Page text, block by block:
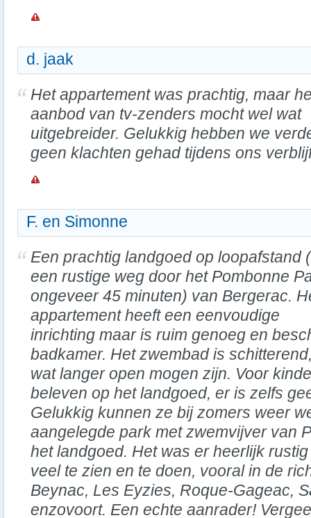
d. jaak
Het appartement was prachtig, maar
aanbod van tv-zenders mocht wel wat
uitgebreider. Gelukkig hebben we
geen klachten gehad tijdens ons
F. en Simonne
Een prachtig landgoed op loopafstand
een rustige weg door het Pombonne
ongeveer 45 minuten) van Bergerac.
appartement heeft een eenvoudige
inrichting maar is ruim genoeg en
badkamer. Het zwembad is
wat langer open mogen zijn. Voor
beleven op het landgoed, er is zelfs
Gelukkig kunnen ze bij zomers weer
aangelegde park met zwemvijver van
het landgoed. Het was er heerlijk
veel te zien en te doen, vooral in de
Beynac, Les Eyzies, Roque-Gageac,
enzovoort. Een echte aanrader!